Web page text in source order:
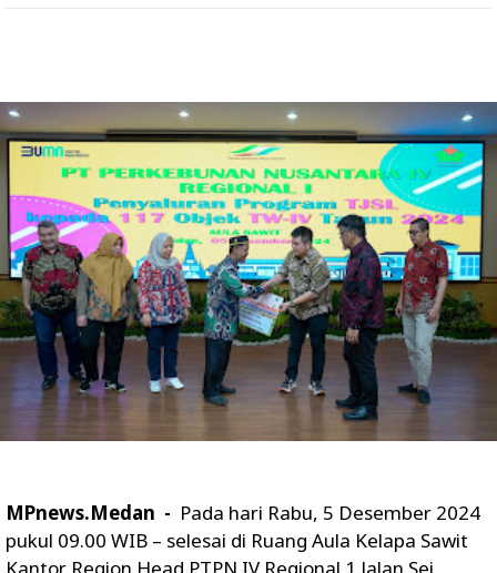
MPnews.Medan - Pada hari Rabu, 5 Desember 2024
pukul 09.00 WIB – selesai di Ruang Aula Kelapa Sawit